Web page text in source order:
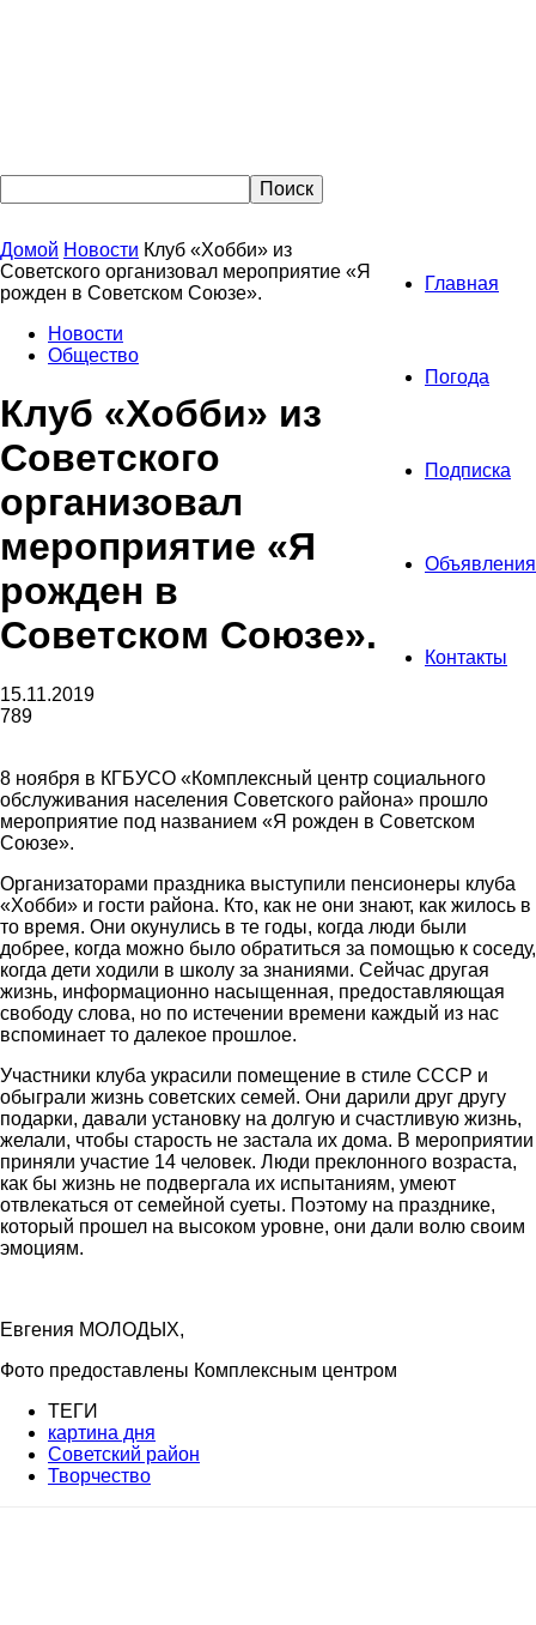
Главная
Погода
Подписка
Объявления
Контакты
Домой Новости Клуб «Хобби» из
Советского организовал мероприятие «Я
рожден в Советском Союзе».
Новости
Общество
Клуб «Хобби» из
Советского
организовал
мероприятие «Я
рожден в
Советском Союзе».
15.11.2019
789
8 ноября в КГБУСО «Комплексный центр социального
обслуживания населения Советского района» прошло
мероприятие под названием «Я рожден в Советском
Союзе».
Организаторами праздника выступили пенсионеры клуба
«Хобби» и гости района. Кто, как не они знают, как жилось в
то время. Они окунулись в те годы, когда люди были
добрее, когда можно было обратиться за помощью к соседу,
когда дети ходили в школу за знаниями. Сейчас другая
жизнь, информационно насыщенная, предоставляющая
свободу слова, но по истечении времени каждый из нас
вспоминает то далекое прошлое.
Участники клуба украсили помещение в стиле СССР и
обыграли жизнь советских семей. Они дарили друг другу
подарки, давали установку на долгую и счастливую жизнь,
желали, чтобы старость не застала их дома. В мероприятии
приняли участие 14 человек. Люди преклонного возраста,
как бы жизнь не подвергала их испытаниям, умеют
отвлекаться от семейной суеты. Поэтому на празднике,
который прошел на высоком уровне, они дали волю своим
эмоциям.
Евгения МОЛОДЫХ,
Фото предоставлены Комплексным центром
ТЕГИ
картина дня
Советский район
Творчество